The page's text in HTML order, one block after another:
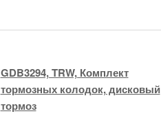
GDB3294, TRW, Комплект
тормозных колодок, дисковый
тормоз